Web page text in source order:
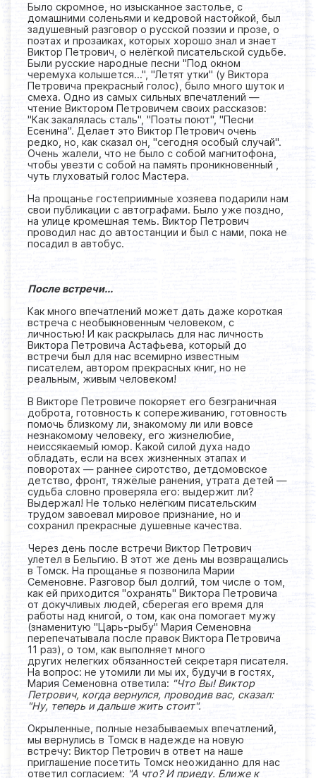
Было скромное, но изысканное застолье, с
домашними соленьями и кедровой настойкой, был
задушевный разговор о русской поэзии и прозе, о
поэтах и прозаиках, которых хорошо знал и знает
Виктор Петрович, о нелёгкой писательской судьбе.
Были русские народные песни "Под окном
черемуха колышется...", "Летят утки" (у Виктора
Петровича прекрасный голос), было много шуток и
смеха. Одно из самых сильных впечатлений —
чтение Виктором Петровичем своих рассказов:
"Как закалялась сталь", "Поэты поют", "Песни
Есенина". Делает это Виктор Петрович очень
редко, но, как сказал он, "сегодня особый случай".
Очень жалели, что не было с собой магнитофона,
чтобы увезти с собой на память проникновенный ,
чуть глуховатый голос Мастера.
На прощанье гостеприимные хозяева подарили нам
свои публикации с автографами. Было уже поздно,
на улице кромешная темь. Виктор Петрович
проводил нас до автостанции и был с нами, пока не
посадил в автобус.
После встречи...
Как много впечатлений может дать даже короткая
встреча с необыкновенным человеком, с
личностью! И как раскрылась для нас личность
Виктора Петровича Астафьева, который до
встречи был для нас всемирно известным
писателем, автором прекрасных книг, но не
реальным, живым человеком!
В Викторе Петровиче покоряет его безграничная
доброта, готовность к сопереживанию, готовность
помочь близкому ли, знакомому ли или вовсе
незнакомому человеку, его жизнелюбие,
неиссякаемый юмор. Какой силой духа надо
обладать, если на всех жизненных этапах и
поворотах — раннее сиротство, детдомовское
детство, фронт, тяжёлые ранения, утрата детей —
судьба словно проверяла его: выдержит ли?
Выдержал! Не только нелёгким писательским
трудом завоевал мировое признание, но и
сохранил прекрасные душевные качества.
Через день после встречи Виктор Петрович
улетел в Бельгию. В этот же день мы возвращались
в Томск. На прощанье я позвонила Марии
Семеновне. Разговор был долгий, том числе о том,
как ей приходится "охранять" Виктора Петровича
от докучливых людей, сберегая его время для
работы над книгой, о том, как она помогает мужу
(знаменитую "Царь-рыбу" Мария Семеновна
перепечатывала после правок Виктора Петровича
11 раз), о том, как выполняет много
других нелегких обязанностей секретаря писателя.
На вопрос: не утомили ли мы их, будучи в гостях,
Мария Семеновна ответила: "Что Вы! Виктор
Петрович, когда вернулся, проводив вас, сказал:
"Ну, теперь и дальше жить стоит".
Окрыленные, полные незабываемых впечатлений,
мы вернулись в Томск в надежде на новую
встречу: Виктор Петрович в ответ на наше
приглашение посетить Томск неожиданно для нас
ответил согласием: "А что? И приеду. Ближе к